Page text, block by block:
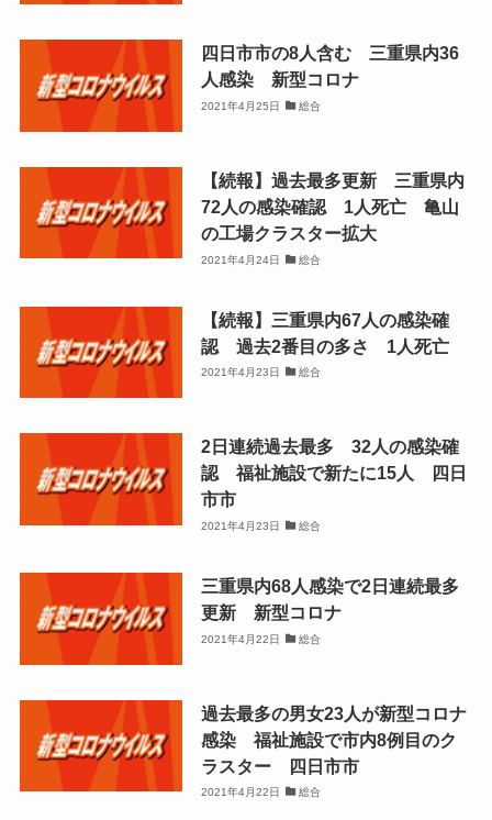
四日市市の8人含む 三重県内36
人感染 新型コロナ
2021年4月25日 総合
【続報】過去最多更新 三重県内
72人の感染確認 1人死亡 亀山
の工場クラスター拡大
2021年4月24日 総合
【続報】三重県内67人の感染確
認 過去2番目の多さ 1人死亡
2021年4月23日 総合
2日連続過去最多 32人の感染確
認 福祉施設で新たに15人 四日
市市
2021年4月23日 総合
三重県内68人感染で2日連続最多
更新 新型コロナ
2021年4月22日 総合
過去最多の男女23人が新型コロナ
感染 福祉施設で市内8例目のク
ラスター 四日市市
2021年4月22日 総合